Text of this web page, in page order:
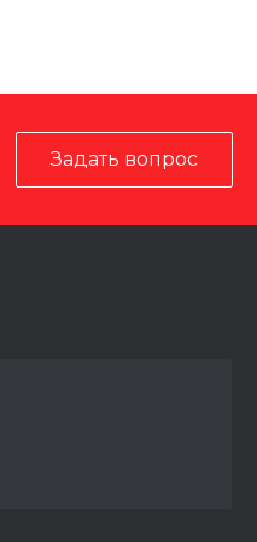
Задать вопрос